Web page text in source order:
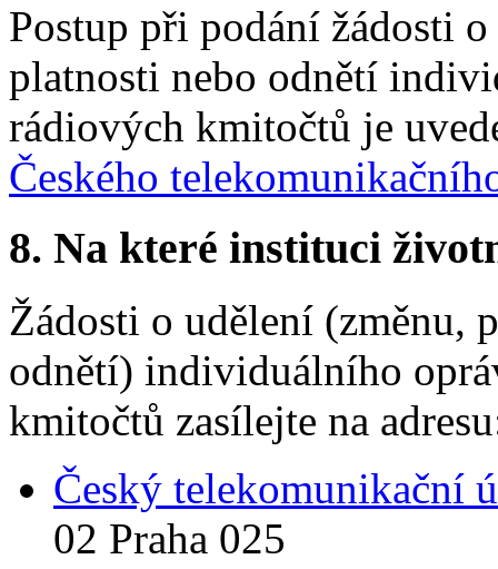
Postup při podání žádosti
platnosti nebo odnětí
rádiových kmitočtů je
Českého
8. Na které instituci
Žádosti o udělení (změnu,
odnětí) individuálního
kmitočtů zasílejte na
Český telekomunikační
02 Praha 025